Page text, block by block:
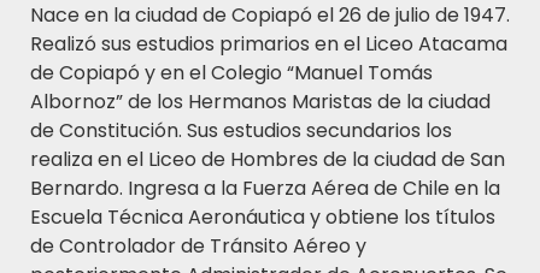
Nace en la ciudad de Copiapó el 26 de julio de 1947.
Realizó sus estudios primarios en el Liceo Atacama
de Copiapó y en el Colegio “Manuel Tomás
Albornoz” de los Hermanos Maristas de la ciudad
de Constitución. Sus estudios secundarios los
realiza en el Liceo de Hombres de la ciudad de San
Bernardo. Ingresa a la Fuerza Aérea de Chile en la
Escuela Técnica Aeronáutica y obtiene los títulos
de Controlador de Tránsito Aéreo y